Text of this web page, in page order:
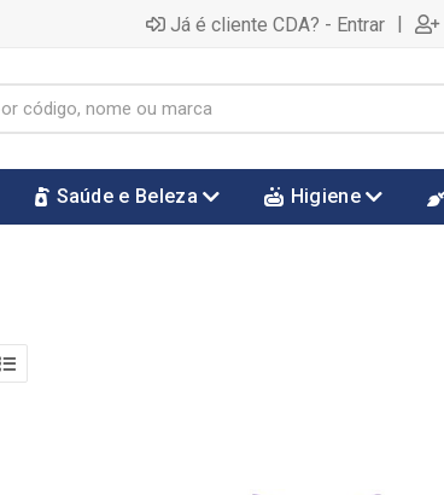
Já é cliente CDA? - Entrar |
Saúde e Beleza Higiene